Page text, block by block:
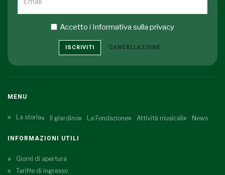
Accetto i Informativa sulla privacy
ISCRIVITI CANCELLAZIONE
MENU
La storia Il giardino La Fondazione Attività musicali News
INFORMAZIONI UTILI
Giorni di apertura
Tariffe di ingresso